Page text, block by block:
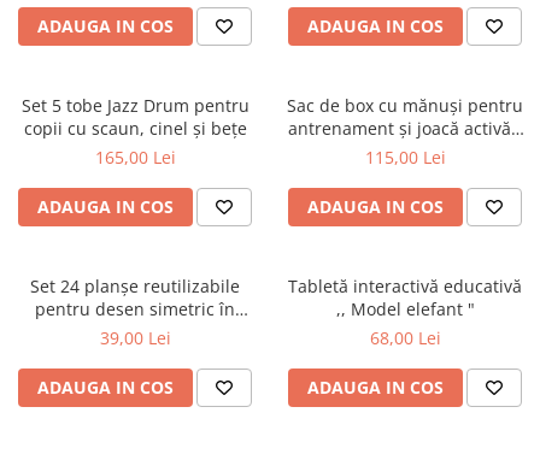
ADAUGA IN COS ADAUGA IN COS
Set 5 tobe Jazz Drum pentru
copii cu scaun, cinel și bețe
165,00 Lei
ADAUGA IN COS
Sac de box cu mănuși pentru
antrenament și joacă activă -
50 cm
115,00 Lei
ADAUGA IN COS
Set 24 planșe reutilizabile
pentru desen simetric în
oglindă, cu 3 carioci lavabile
39,00 Lei
ADAUGA IN COS
Tabletă interactivă educativă
,, Model elefant "
68,00 Lei
ADAUGA IN COS